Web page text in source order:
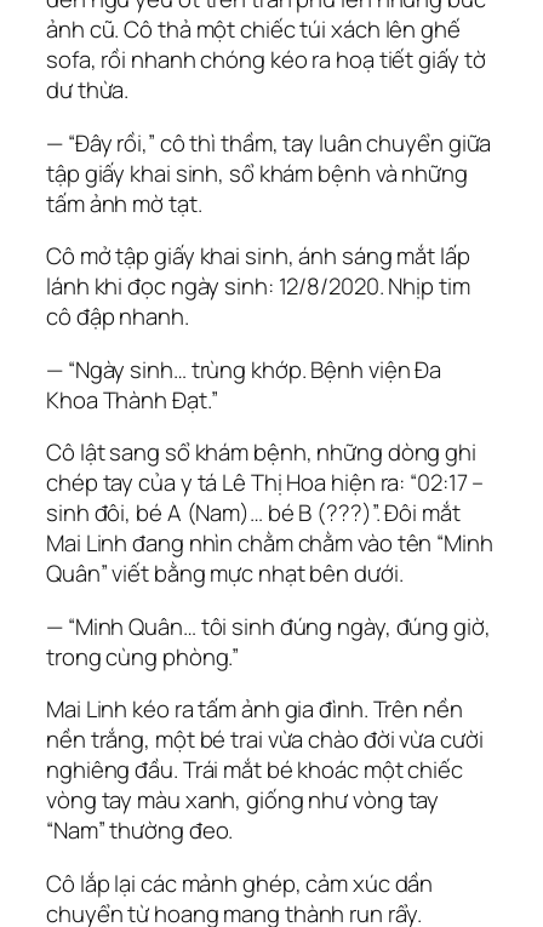
ảnh cũ. Cô thả một chiếc túi xách lên ghế
sofa, rồi nhanh chóng kéo ra hoạ tiết giấy tờ
dư thừa.
— “Đây rồi,” cô thì thầm, tay luân chuyển giữa
tập giấy khai sinh, sổ khám bệnh và những
tấm ảnh mờ tạt.
Cô mở tập giấy khai sinh, ánh sáng mắt lấp
lánh khi đọc ngày sinh: 12/8/2020. Nhịp tim
cô đập nhanh.
— “Ngày sinh… trùng khớp. Bệnh viện Đa
Khoa Thành Đạt.”
Cô lật sang sổ khám bệnh, những dòng ghi
chép tay của y tá Lê Thị Hoa hiện ra: “02:17 –
sinh đôi, bé A (Nam)… bé B (???)”. Đôi mắt
Mai Linh đang nhìn chằm chằm vào tên “Minh
Quân” viết bằng mực nhạt bên dưới.
— “Minh Quân… tôi sinh đúng ngày, đúng giờ,
trong cùng phòng.”
Mai Linh kéo ra tấm ảnh gia đình. Trên nền
nền trắng, một bé trai vừa chào đời vừa cười
nghiêng đầu. Trái mắt bé khoác một chiếc
vòng tay màu xanh, giống như vòng tay
“Nam” thường đeo.
Cô lắp lại các mảnh ghép, cảm xúc dần
chuyển từ hoang mang thành run rẩy.